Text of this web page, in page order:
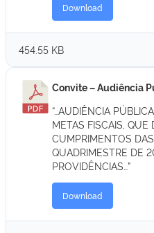
Download
454.55 KB
Convite – Audiência
“…AUDIÊNCIA
METAS FISCAIS, QUE
CUMPRIMENTOS
QUADRIMESTRE DE
PROVIDÊNCIAS…”
Download